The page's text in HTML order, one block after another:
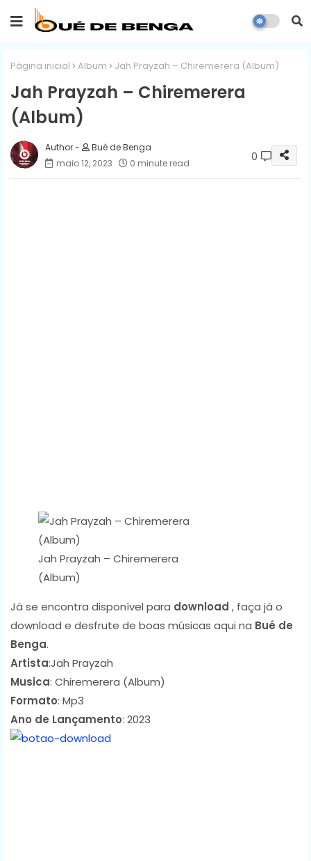
Página inicial Album Jah Prayzah – Chiremerera (Album)
Jah Prayzah – Chiremerera
(Album)
Bué de Benga
maio 12, 2023
0 minute read 0
Jah Prayzah – Chiremerera
(Album)
Já se encontra disponível para download , faça já o
download e desfrute de boas músicas aqui na Bué de
Benga.
Artista:Jah Prayzah
Musica: Chiremerera (Album)
Formato: Mp3
Ano de Lançamento: 2023